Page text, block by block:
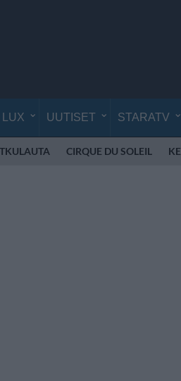
LUX UUTISET STARATV
CIRQUE DU SOLEIL